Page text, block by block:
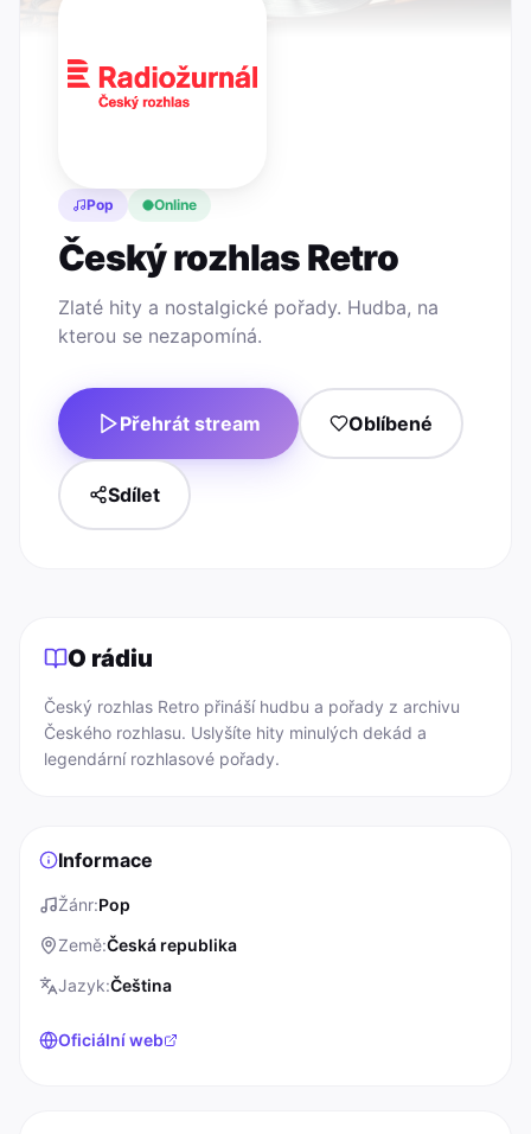
Pop Online
Český rozhlas Retro
Zlaté hity a nostalgické pořady. Hudba, na
kterou se nezapomíná.
Přehrát stream Oblíbené
Sdílet
O rádiu
Český rozhlas Retro přináší hudbu a pořady z archivu
Českého rozhlasu. Uslyšíte hity minulých dekád a
legendární rozhlasové pořady.
Informace
Žánr:Pop
Země:Česká republika
Jazyk:Čeština
Oficiální web